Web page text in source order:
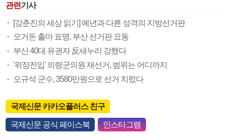
관련기사
[강춘진의 세상 읽기] 예년과 다른 성격의 지방선거판
오거돈 출마 표명, 부산 선거판 요동
부산 40대 유권자 反새누리 강했다
'위장전입' 의령군의원 재선거, 범위는 어디까지
오규석 군수, 3580만원으로 선거 치렀다
국제신문 카카오플러스 친구
국제신문 공식 페이스북 인스타그램